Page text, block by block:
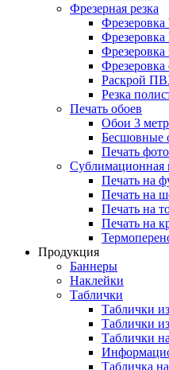
Фрезерная резка
Фрезеровка
Фрезеровка
Раскрой
Резка
Печать обоев
Обои 3
Бесшовные
Печать
Сублимационная
Печать на
Печать на
Печать на
Печать на
Продукция
Баннеры
Наклейки
Таблички
Таблички
Таблички
Таблички
Табличка